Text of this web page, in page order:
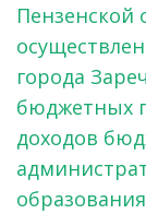
Пензенской
города
бюджетных
доходов